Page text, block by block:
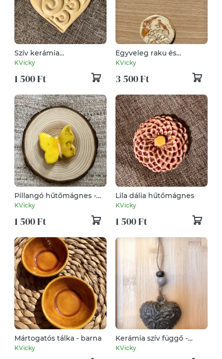
Szív kerámia
hűtőmágnes
KVicky
1 500 Ft
Egyveleg raku és
hagyományos kerámia
hűtőmágnes
KVicky
3 500 Ft
Pillangó hűtőmágnes -
sárga
KVicky
1 500 Ft
Lila dália hűtőmágnes
KVicky
1 500 Ft
Mártogatós tálka - barna
KVicky
Kerámia szív függő -
szürke
KVicky